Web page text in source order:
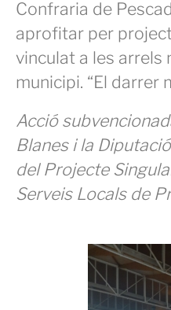
Confraria de
aprofitar per
vinculat a les arrels
municipi. “El darrer
Acció
Blanes i la
del Projecte
Serveis Locals de